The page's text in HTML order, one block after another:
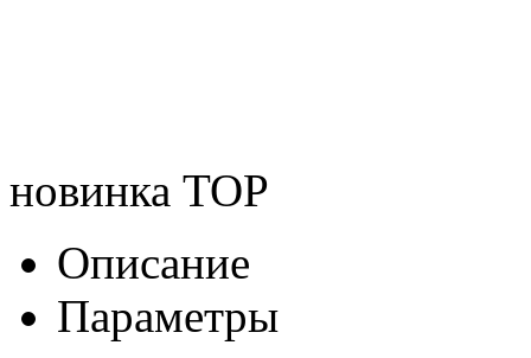
новинка TOP
Описание
Параметры